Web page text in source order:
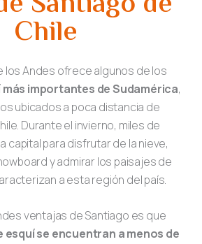
Chile
los Andes ofrece algunos de los
importantes de Sudamérica,
ubicados a poca distancia de
Durante el invierno, miles de
capital para disfrutar de la nieve,
y admirar los paisajes de
a esta región del país.
ventajas de Santiago es que
esquí se encuentran a menos de